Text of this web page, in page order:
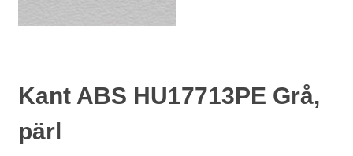
Kant ABS HU17713PE Grå,
pärl